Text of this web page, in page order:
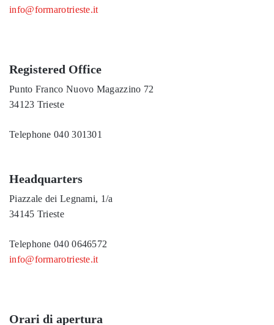
info@formarotrieste.it
Registered Office
Punto Franco Nuovo Magazzino 72
34123 Trieste
Telephone 040 301301
Headquarters
Piazzale dei Legnami, 1/a
34145 Trieste
Telephone 040 0646572
info@formarotrieste.it
Orari di apertura